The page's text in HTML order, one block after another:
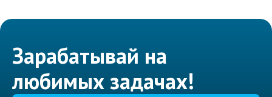
Зарабатывай на
любимых задачах!